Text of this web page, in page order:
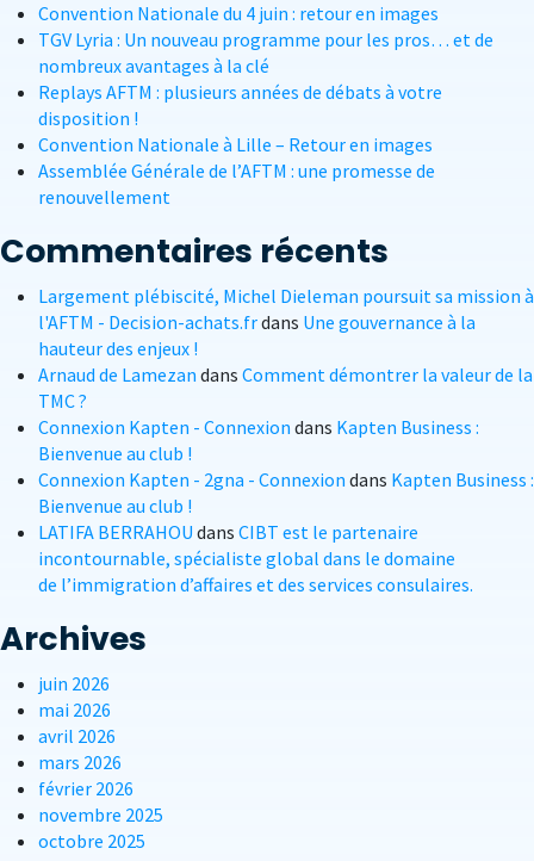
Convention Nationale du 4 juin : retour en images
TGV Lyria : Un nouveau programme pour les pros… et de
nombreux avantages à la clé
Replays AFTM : plusieurs années de débats à votre
disposition !
Convention Nationale à Lille – Retour en images
Assemblée Générale de l’AFTM : une promesse de
renouvellement
Commentaires récents
Largement plébiscité, Michel Dieleman poursuit sa mission à
l'AFTM - Decision-achats.frdans Une gouvernance à la
hauteur des enjeux !
Arnaud de Lamezan dans Comment démontrer la valeur de la
TMC ?
Connexion Kapten - Connexion dans Kapten Business :
Bienvenue au club !
Connexion Kapten - 2gna - Connexion dans Kapten Business :
Bienvenue au club !
LATIFA BERRAHOU dans CIBT est le partenaire
incontournable, spécialiste global dans le domaine
de l’immigration d’affaires et des services consulaires.
Archives
juin 2026
mai 2026
avril 2026
mars 2026
février 2026
novembre 2025
octobre 2025